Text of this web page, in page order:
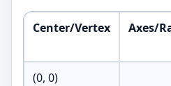
Center/Vertex Axes/
(0, 0)